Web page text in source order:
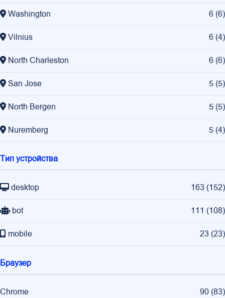
Washington 6 (6)
Vilnius 6 (4)
North Charleston 6 (6)
San Jose 5 (5)
North Bergen 5 (5)
Nuremberg 5 (4)
Тип устройства
desktop 163 (152)
bot 111 (108)
mobile 23 (23)
Браузер
Chrome 90 (83)